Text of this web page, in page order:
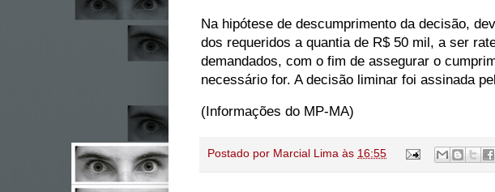
Na hipótese de descumprimento da decisão,
dos requeridos a quantia de R$ 50 mil, a ser
demandados, com o fim de assegurar o
necessário for. A decisão liminar foi assinada
(Informações do MP-MA)
Postado por Marcial Lima às 16:55